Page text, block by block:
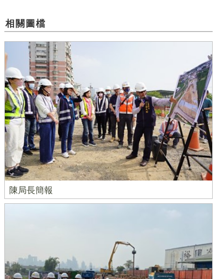
相關圖檔
陳局長簡報